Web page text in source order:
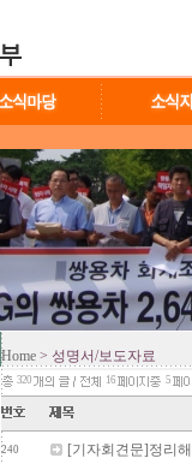
Home > 성명서/보도자료
320 16 5
240 [기자회견문]정리